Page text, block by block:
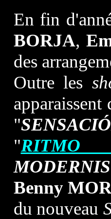
En fin
BORJA,
des
Outre les
"
"RITMO
Benny
du nouveau